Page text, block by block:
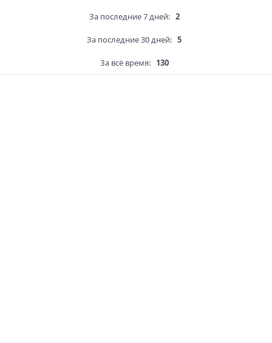
За последние 7 дней: 2
За последние 30 дней: 5
За всё время: 130